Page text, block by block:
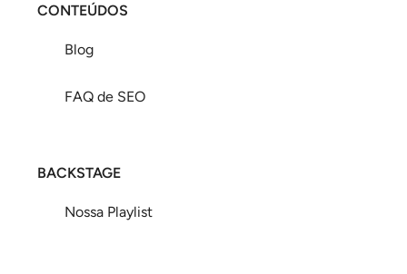
CONTEÚDOS
Blog
FAQ de SEO
BACKSTAGE
Nossa Playlist